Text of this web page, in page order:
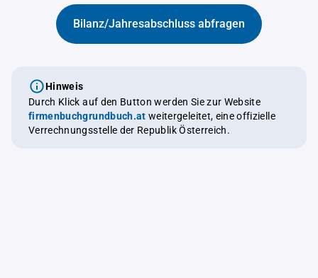
Bilanz/Jahresabschluss abfragen
Hinweis
Durch Klick auf den Button werden Sie zur Website
firmenbuchgrundbuch.at weitergeleitet, eine offizielle
Verrechnungsstelle der Republik Österreich.